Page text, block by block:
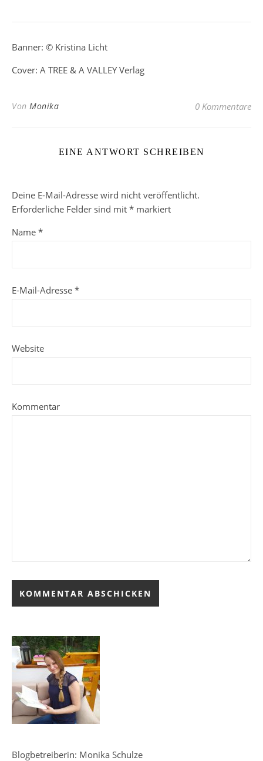
Banner: © Kristina Licht
Cover: A TREE & A VALLEY Verlag
Von Monika 0 Kommentare
EINE ANTWORT SCHREIBEN
Deine E-Mail-Adresse wird nicht veröffentlicht.
Erforderliche Felder sind mit * markiert
Name *
E-Mail-Adresse *
Website
Kommentar
Blogbetreiberin: Monika Schulze